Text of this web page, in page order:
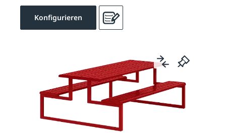
Konfigurieren